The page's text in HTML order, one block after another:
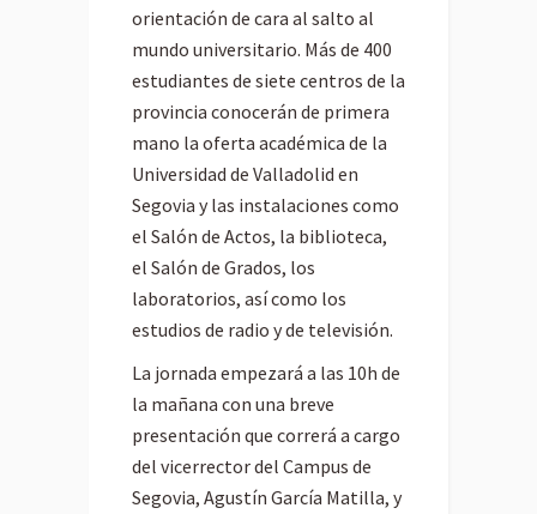
orientación de cara al salto al
mundo universitario. Más de 400
estudiantes de siete centros de la
provincia conocerán de primera
mano la oferta académica de la
Universidad de Valladolid en
Segovia y las instalaciones como
el Salón de Actos, la biblioteca,
el Salón de Grados, los
laboratorios, así como los
estudios de radio y de televisión.
La jornada empezará a las 10h de
la mañana con una breve
presentación que correrá a cargo
del vicerrector del Campus de
Segovia, Agustín García Matilla, y